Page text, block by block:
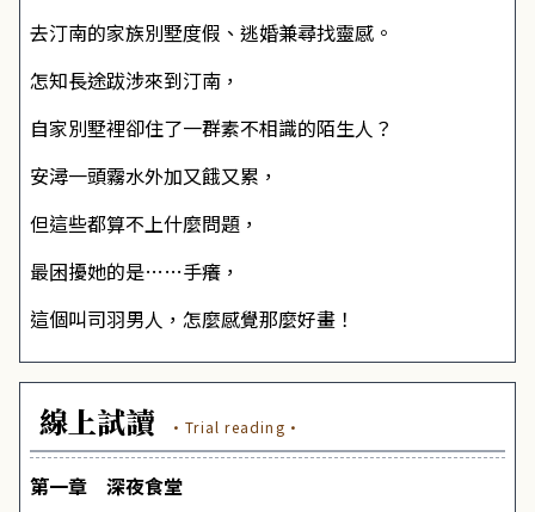
去汀南的家族別墅度假、逃婚兼尋找靈感。
怎知長途跋涉來到汀南，
自家別墅裡卻住了一群素不相識的陌生人？
安潯一頭霧水外加又餓又累，
但這些都算不上什麼問題，
最困擾她的是……手癢，
這個叫司羽男人，怎麼感覺那麼好畫！
線上試讀 ·Trial reading·
第一章 深夜食堂